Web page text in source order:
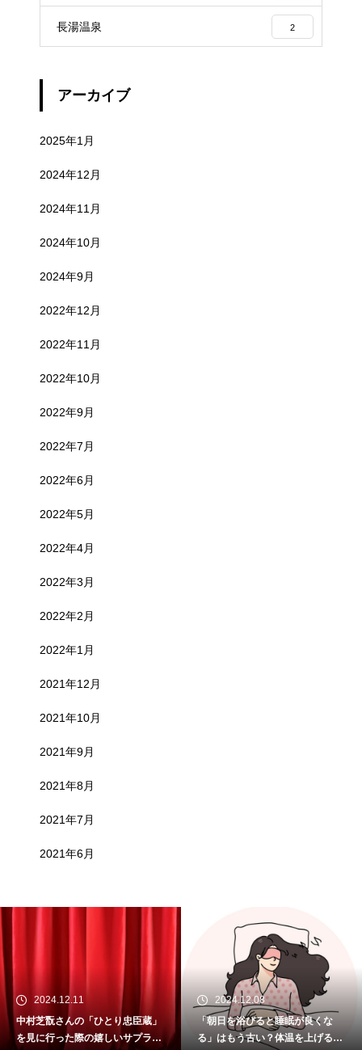
長湯温泉 2
アーカイブ
2025年1月
2024年12月
2024年11月
2024年10月
2024年9月
2022年12月
2022年11月
2022年10月
2022年9月
2022年7月
2022年6月
2022年5月
2022年4月
2022年3月
2022年2月
2022年1月
2021年12月
2021年10月
2021年9月
2021年8月
2021年7月
2021年6月
2024.12.11
中村芝翫さんの「ひとり忠臣蔵」
を見に行った際の嬉しいサプライ
2024.12.08
「朝日を浴びると睡眠が良くな
る」はもう古い？体温を上げるこ